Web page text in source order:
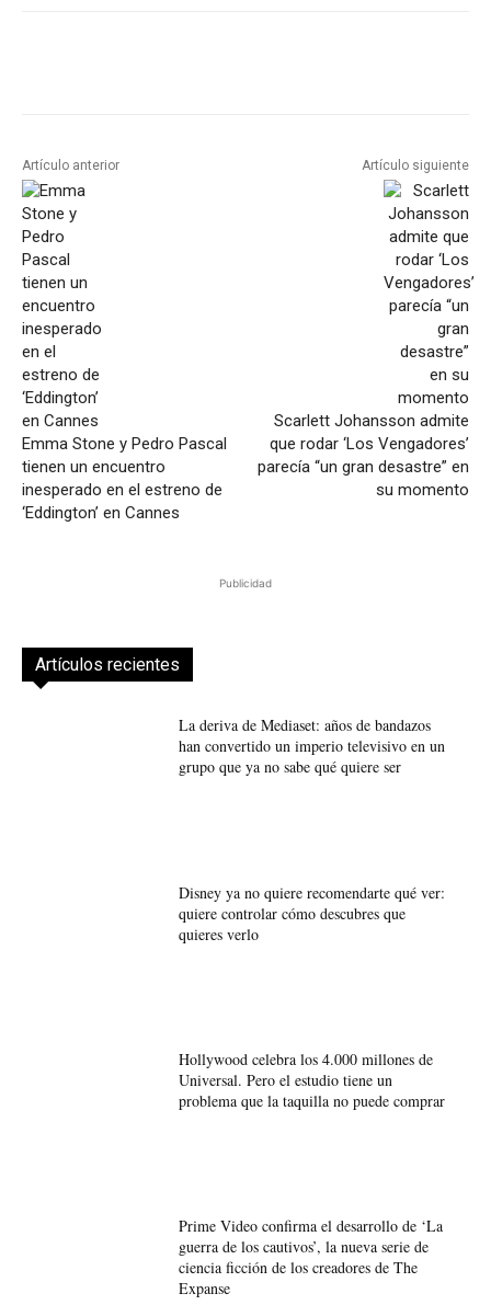
Artículo anterior
Emma Stone y Pedro Pascal
tienen un encuentro
inesperado en el estreno de
‘Eddington’ en Cannes
Artículo siguiente
Scarlett Johansson admite
que rodar ‘Los Vengadores’
parecía “un gran desastre” en
su momento
Publicidad
Artículos recientes
La deriva de Mediaset: años de bandazos
han convertido un imperio televisivo en un
grupo que ya no sabe qué quiere ser
Disney ya no quiere recomendarte qué ver:
quiere controlar cómo descubres que
quieres verlo
Hollywood celebra los 4.000 millones de
Universal. Pero el estudio tiene un
problema que la taquilla no puede comprar
Prime Video confirma el desarrollo de ‘La
guerra de los cautivos’, la nueva serie de
ciencia ficción de los creadores de The
Expanse